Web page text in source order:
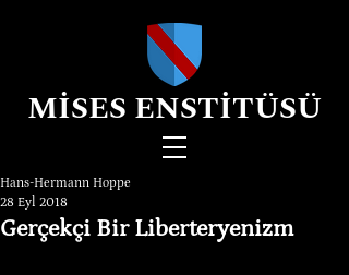
MİSES ENSTİTÜSÜ
Gerçekçi Bir Liberteryenizm
Hans-Hermann Hoppe
28 Eyl 2018